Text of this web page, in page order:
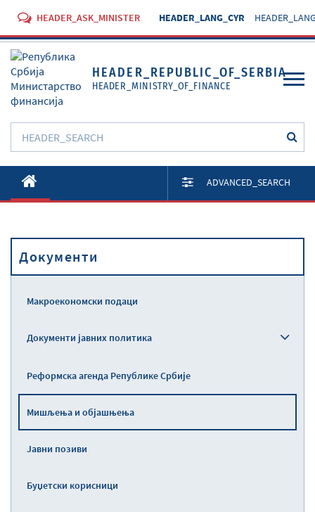
HEADER_ASK_MINISTER HEADER_LANG_CYR
HEADER_REPUBLIC_OF_SERBIA
HEADER_MINISTRY_OF_FINANCE
O Министарству
Активности
Прописи
ADVANCED_SEARCH
Документи
Макроекономски подаци
Документи јавних политика
Реформска агенда Републике Србије
Мишљења и објашњења
Јавни позиви
Буџетски корисници